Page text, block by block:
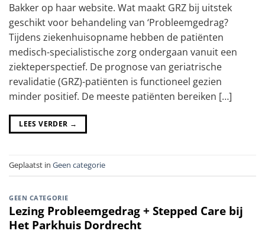
Bakker op haar website. Wat maakt GRZ bij uitstek
geschikt voor behandeling van ‘Probleemgedrag?
Tijdens ziekenhuisopname hebben de patiënten
medisch-specialistische zorg ondergaan vanuit een
ziekteperspectief. De prognose van geriatrische
revalidatie (GRZ)-patiënten is functioneel gezien
minder positief. De meeste patiënten bereiken […]
LEES VERDER →
Geplaatst in Geen categorie
GEEN CATEGORIE
Lezing Probleemgedrag + Stepped Care bij
Het Parkhuis Dordrecht